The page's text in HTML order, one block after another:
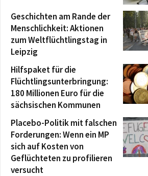
Geschichten am Rande der
Menschlichkeit: Aktionen
zum Weltflüchtlingstag in
Leipzig
Hilfspaket für die
Flüchtlingsunterbringung:
180 Millionen Euro für die
sächsischen Kommunen
Placebo-Politik mit falschen
Forderungen: Wenn ein MP
sich auf Kosten von
Geflüchteten zu profilieren
versucht